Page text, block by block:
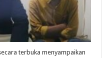
terbuka menyampaikan